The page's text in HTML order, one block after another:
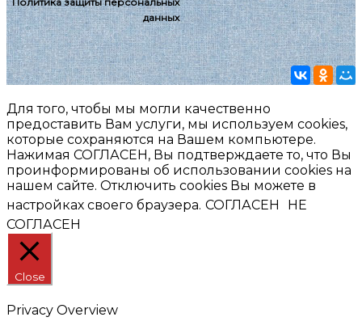
данных
Для того, чтобы мы могли качественно
предоставить Вам услуги, мы используем cookies,
которые сохраняются на Вашем компьютере.
Нажимая СОГЛАСЕН, Вы подтверждаете то, что Вы
проинформированы об использовании cookies на
нашем сайте. Отключить cookies Вы можете в
настройках своего браузера. СОГЛАСЕН
НЕ
СОГЛАСЕН
Close
Privacy Overview